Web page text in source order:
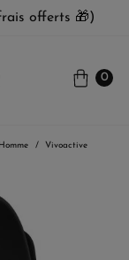
offerts 🎁)
0
Vivoactive